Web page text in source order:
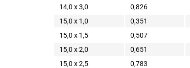
14,0 x 3,0
0,826
15,0 x 1,0
0,351
15,0 x 1,5
0,507
15,0 x 2,0
0,651
15,0 x 2,5
0,783